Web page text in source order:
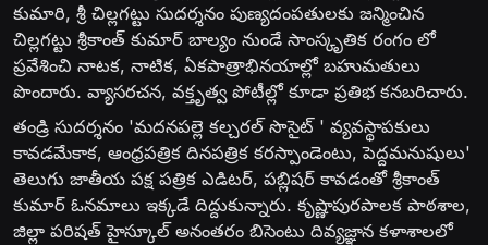
కుమారి, శ్రీ చిల్లగట్టు సుదర్శనం పుణ్యదంపతులకు జన్మించిన
చిల్లగట్టు శ్రీకాంత్ కుమార్ బాల్యం నుండే సాంస్కృతిక రంగం లో
ప్రవేశించి నాటక, నాటిక, ఏకపాత్రాభినయాల్లో బహుమతులు
పొందారు. వ్యాసరచన, వక్తృత్వ పోటీల్లో కూడా ప్రతిభ కనబరిచారు.
తండ్రి సుదర్శనం 'మదనపల్లె కల్చరల్ సొసైట్ ' వ్యవస్థాపకులు
కావడమేకాక, ఆంధ్రపత్రిక దినపత్రిక కరస్పాండెంటు, పెద్దమనుషులు'
తెలుగు జాతీయ పక్ష పత్రిక ఎడిటర్, పబ్లిషర్ కావడంతో శ్రీకాంత్
కుమార్ ఓనమాలు ఇక్కడే దిద్దుకున్నారు. కృష్ణాపురపాలక పాఠశాల,
జిల్లా పరిషత్ హైస్కూల్ అనంతరం బిసెంటు దివ్యజ్ఞాన కళాశాలలో